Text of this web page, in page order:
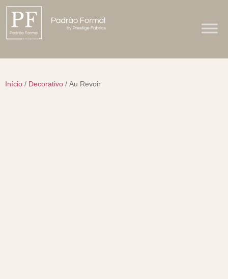
Início / Decorativo / Au Revoir